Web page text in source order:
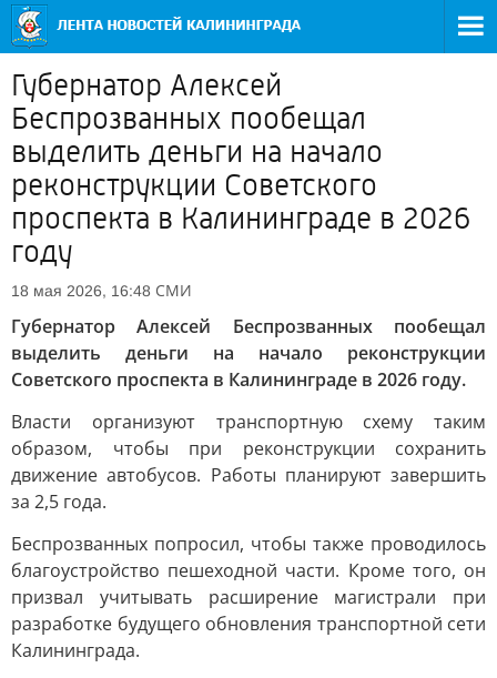
Губернатор Алексей
Беспрозванных пообещал
выделить деньги на начало
реконструкции Советского
проспекта в Калининграде в 2026
году
18 мая 2026, 16:48 СМИ
Губернатор Алексей Беспрозванных пообещал
выделить деньги на начало реконструкции
Советского проспекта в Калининграде в 2026 году.
Власти организуют транспортную схему таким
образом, чтобы при реконструкции сохранить
движение автобусов. Работы планируют завершить
за 2,5 года.
Беспрозванных попросил, чтобы также проводилось
благоустройство пешеходной части. Кроме того, он
призвал учитывать расширение магистрали при
разработке будущего обновления транспортной сети
Калининграда.